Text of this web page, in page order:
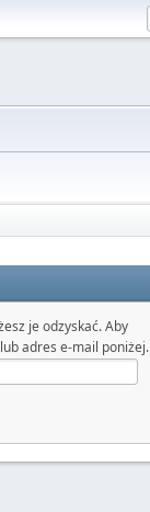
je odzyskać. Aby
adres e-mail poniżej.